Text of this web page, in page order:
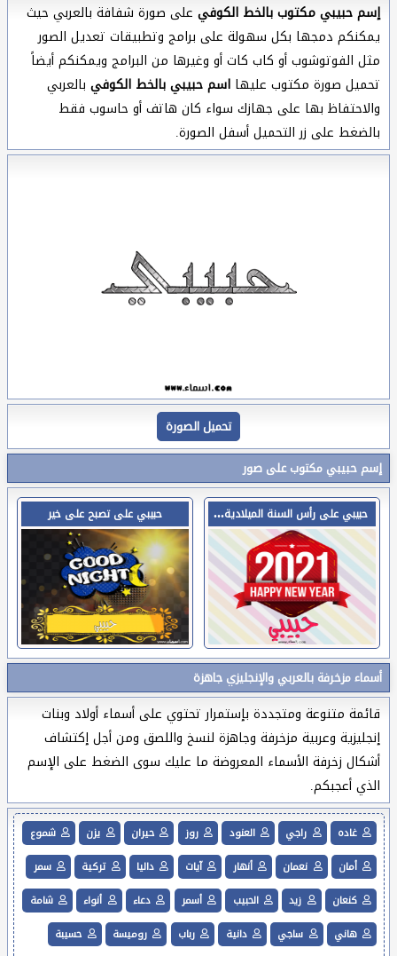
إسم حبيبي مكتوب بالخط الكوفي على صورة شفافة بالعربي حيث
يمكنكم دمجها بكل سهولة على برامج وتطبيقات تعديل الصور
مثل الفوتوشوب أو كاب كات أو وغيرها من البرامج ويمكنكم أيضاً
تحميل صورة مكتوب عليها اسم حبيبي بالخط الكوفي بالعربي
والاحتفاظ بها على جهازك سواء كان هاتف أو حاسوب فقط
بالضغط على زر التحميل أسفل الصورة.
تحميل الصورة
إسم حبيبي مكتوب على صور
حبي
بي على رأس السنة الميلادية 2021 حبيبي على تصبح على خير
أسماء مزخرفة بالعربي والإنجليزي جاهزة
قائمة متنوعة ومتجددة بإستمرار تحتوي على أسماء أولاد وبنات
إنجليزية وعربية مزخرفة وجاهزة لنسخ واللصق ومن أجل إكتشاف
أشكال زخرفة الأسماء المعروضة ما عليك سوى الضغط على الإسم
الذي أعجبكم.
غاده راجي العنود روز حيران يزن
شموع
أمان
نعمان أنهار آيات داليا تركية
سمر
كنعان
زيد الحبيب أسمر دعاء أنواء
شامة
هاني
ساجي دانية رباب روميسة حسيبة